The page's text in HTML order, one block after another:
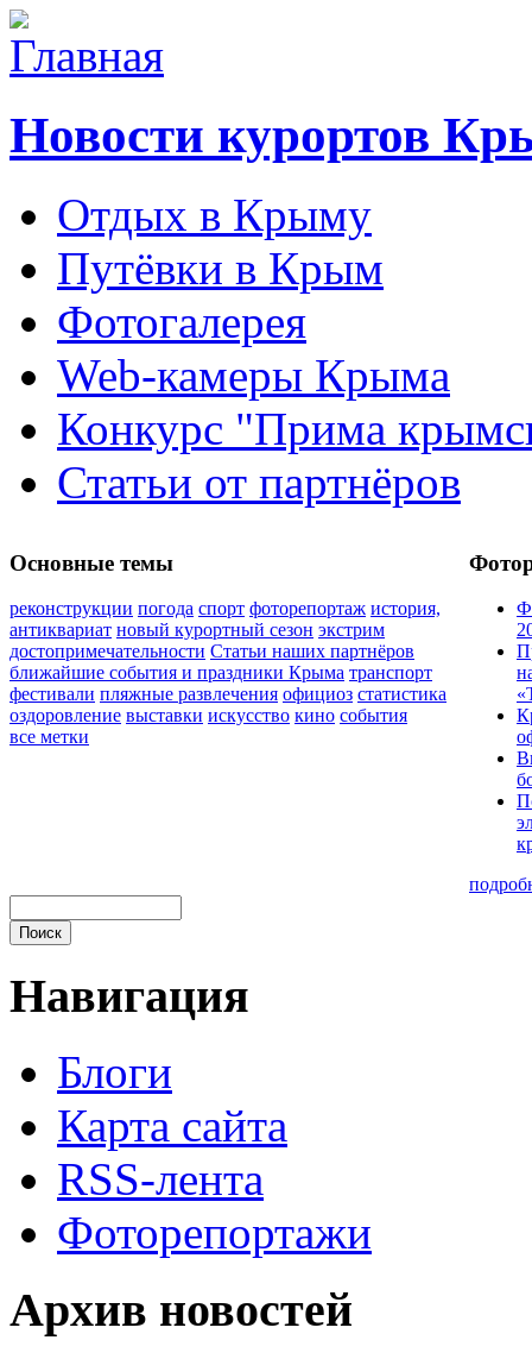
Новости курортов
Отдых в Крыму
Путёвки в Крым
Фотогалерея
Web-камеры Крыма
Конкурс "Прима
Статьи от партнёров
Основные темы
реконструкции погода спорт фоторепортаж история,
антиквариат новый курортный сезон экстрим
достопримечательности Статьи наших партнёров
ближайшие события и праздники Крыма транспорт
фестивали пляжные развлечения официоз статистика
оздоровление выставки искусство кино события
все метки
Навигация
Блоги
Карта сайта
RSS-лента
Фоторепортажи
Архив новостей